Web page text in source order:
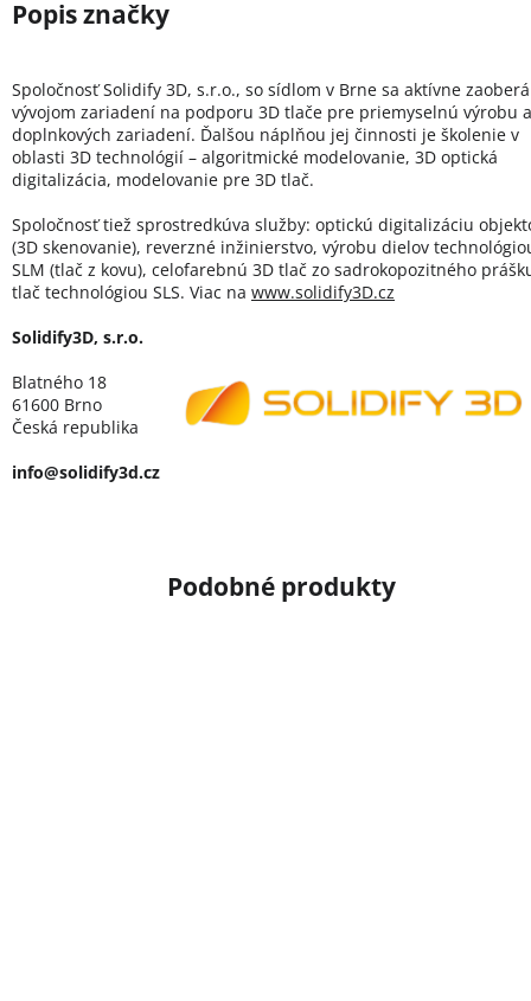
Spoločnosť Solidify 3D, s.r.o., so sídlom v Brne sa aktívne zaoberá
vývojom zariadení na podporu 3D tlače pre priemyselnú výrobu a
doplnkových zariadení. Ďalšou náplňou jej činnosti je školenie v
oblasti 3D technológií – algoritmické modelovanie, 3D optická
digitalizácia, modelovanie pre 3D tlač.
Spoločnosť tiež sprostredkúva služby: optickú digitalizáciu
(3D skenovanie), reverzné inžinierstvo, výrobu dielov
SLM (tlač z kovu), celofarebnú 3D tlač zo sadrokopozitného
tlač technológiou SLS. Viac na www.solidify3D.cz
Solidify3D, s.r.o.
Blatného 18
61600 Brno
Česká republika
info@solidify3d.cz